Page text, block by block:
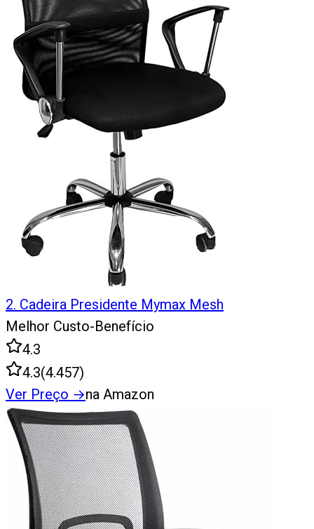
2. Cadeira Presidente Mymax Mesh
Melhor Custo-Benefício
4.3
4.3(4.457)
Ver Preço →na Amazon